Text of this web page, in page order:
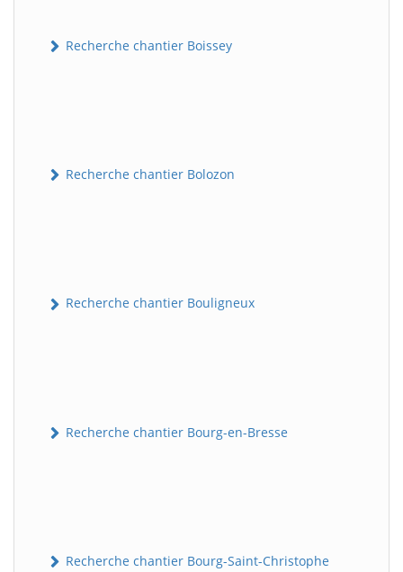
Recherche chantier Boissey
Recherche chantier Bolozon
Recherche chantier Bouligneux
Recherche chantier Bourg-en-Bresse
Recherche chantier Bourg-Saint-Christophe